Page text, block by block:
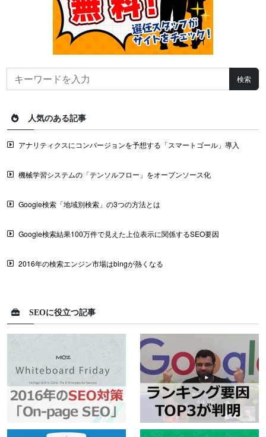
人気のある記事
アナリティクスにコンバージョンを予想する「スマートゴール」導入
機械学習システムの「テンソルフロー」をオープンソース化
Google検索「地域別検索」の3つの方法とは
Google検索結果100万件で見えた上位表示に関係するSEO要因
2016年の検索エンジン市場はbingが熱くなる
SEOに役立つ記事